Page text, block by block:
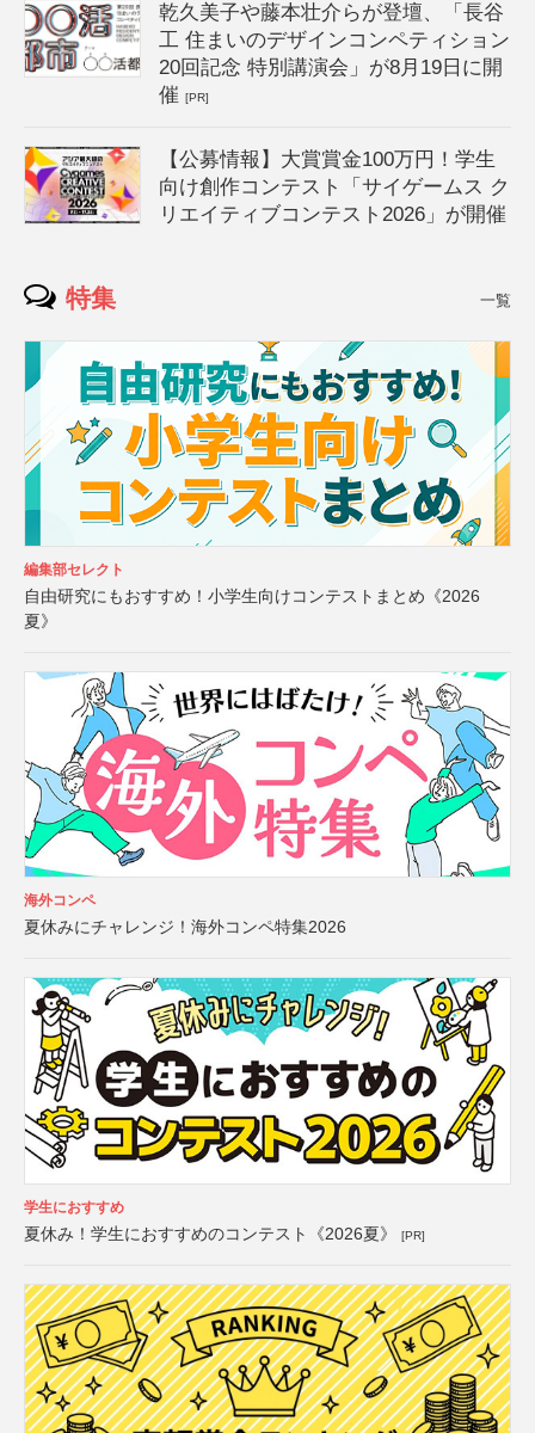
乾久美子や藤本壮介らが登壇、「長谷
工 住まいのデザインコンペティション
20回記念 特別講演会」が8月19日に開
催[PR]
【公募情報】大賞賞金100万円！学生
向け創作コンテスト「サイゲームス ク
リエイティブコンテスト2026」が開催
特集 一覧
編集部セレクト
自由研究にもおすすめ！小学生向けコンテストまとめ《2026
夏》
海外コンペ
夏休みにチャレンジ！海外コンペ特集2026
学生におすすめ
夏休み！学生におすすめのコンテスト《2026夏》 [PR]